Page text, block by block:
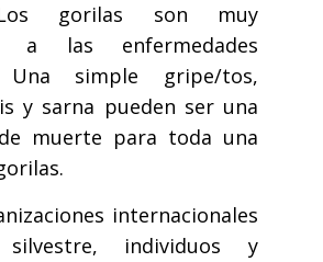
gorilas son muy
a las enfermedades
Una simple gripe/tos,
y sarna pueden ser una
muerte para toda una
internacionales
individuos y